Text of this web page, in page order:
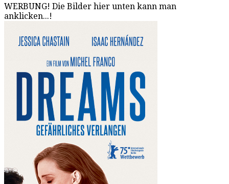
WERBUNG! Die Bilder hier unten kann man
anklicken...!